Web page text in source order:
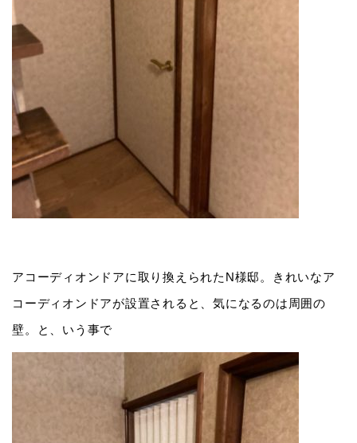
アコーディオンドアに取り換えられたN様邸。きれいなア
コーディオンドアが設置されると、気になるのは周囲の
壁。と、いう事で